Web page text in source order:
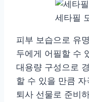
세타필
피부 보습으로 유
두에게 어필할 수
대용량 구성으로
할 수 있을 만큼
퇴사 선물로 준비